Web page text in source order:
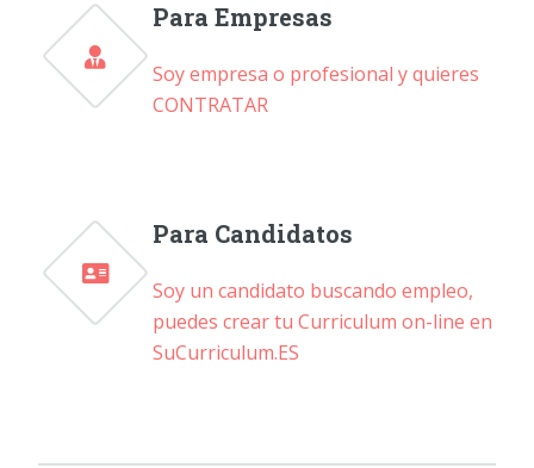
Para Empresas
Soy empresa o profesional y quieres
CONTRATAR
Para Candidatos
Soy un candidato buscando empleo,
puedes crear tu Curriculum on-line en
SuCurriculum.ES